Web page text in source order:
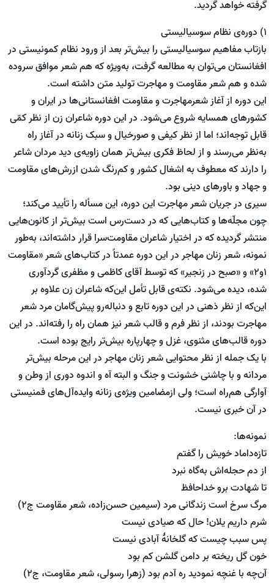
گرفته خواهد گردید.
1) دوره‌ی نظام سوسیالیستی
بازتاب مفاهیم سوسیالیستی را بیش‌تر بعد از ورود نظام کمونیستی در
افغانستان می‌توان به مطالعه گرفت، به‌ویژه که هم شعر موافق سروده
شده و هم شعر مقاومت و مهاجرت تولید متن داشته است.
این دوره از آغاز شعرمهاجرت و مقاومت افغانستانی‌ها در ایران و
کشورهای همسایه شروع می‌شود. در این دوره شاعران زن از نظر کمّی
قابل توجه‌اند؛ اما از نظر کیفی و صورخیال و سبک زنانه در آغاز راه
به‌نظر می‌رسند و از لحاظ فکری بیش‌تر همان زاویه‌ی دید مردان شاعر
را دارند که معطوف به اشغال کشور و کم‌رنگ شدن ازرش‌های مقاومت
و جهاد و باورهای دینی بود.
سیری در جریان شعر مهاجرت این دوره، این مسأله را تأیید می‌کند؛
چون مجلّه‌ها و کتاب‌هایی که در دست‌رس است بیش‌تر از کانون‌هایی
منتشر گردیده که در اختیار شاعران مقاومت‌سرا قرار داشته‌اند، به‌طور
نمونه، شعر زنان مهاجر در این دوره عمدتاً در کتاب‌های شعر «مقاومت
1و2» و «صبح در زنجیر» که توسط آقای کاظمی و مظفری گردآوری
شده، دیده می‌شود. نکته‌ی قابل تأمل این‌که شاعران زن علاوه بر
این‌که از نظر ذهنی در این دوره تابع و دنباله‌رو پیش‌گامان مرد شعر
مهاجرت بودند، از نظر فرم و قالب شعر نیز همان راه را رفته‌اند. در این
دوره قالب‌های مثنوی، غزل و چهارپاره بیش‌تر رایج بوده است.
با یک جمله از نظر محتوایی شعر زنان مهاجر در این مرحله بیش‌تر
مردانه و با چاشنی خشونت و جنگ و البته آه و اندوه دوری از وطن و
آوارگی هم‌راه است؛ ولی ازمضامین ویژه‌ی زنانه وایده‌آل‌های فمنیستی
در آن خبری نیست.
نمونه‌ها:
تازه‌داماد خویش را گفتم
از دم حجله‌اش به‌گاه نبرد
تا شهادت برو خداحافظ
مرگ سرخ است زندگانی مرد (سیمین حسن‌زاده، شعر مقاومت ج2)
شرم داریم یلان! حال که صیادی نیست
پس سبب چیست که گلخانۀ آبادی نیست
خون گل ریخته بر دامن گلشن کم بود
آن‌چه با غنچه نمودید ره آدم بود (زهرا رسولی، شعر مقاومت، ج2)